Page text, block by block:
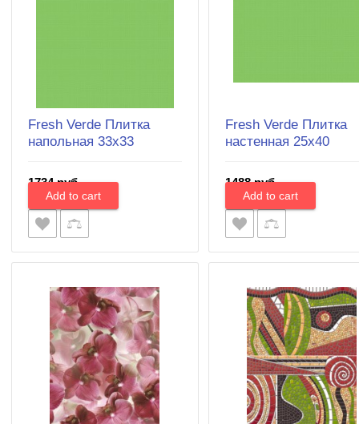
Fresh Verde Плитка
напольная 33x33
1734 руб.
Fresh Verde Плитка
настенная 25х40
1488 руб.